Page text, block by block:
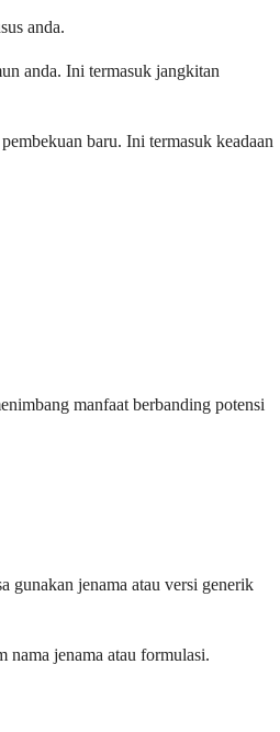
anda.
anda. Ini termasuk jangkitan
baru. Ini termasuk keadaan
manfaat berbanding potensi
gunakan jenama atau versi generik
nama jenama atau formulasi.